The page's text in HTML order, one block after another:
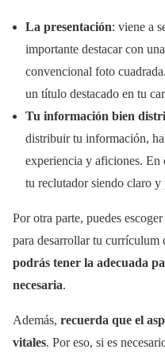
La presentación: viene a
importante destacar con
convencional foto
un título destacado en tu
Tu información bien
distribuir tu información,
experiencia y aficiones. En
tu reclutador siendo claro y
Por otra parte, puedes
para desarrollar tu currículum
podrás tener la adecuada
necesaria.
Además, recuerda que el
vitales. Por eso, si es